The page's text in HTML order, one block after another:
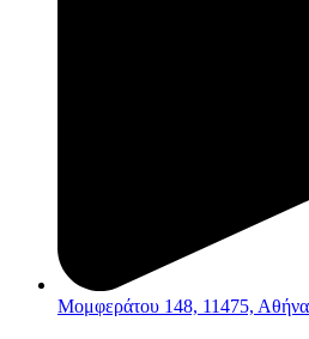
Μομφεράτου 148, 11475, Αθήνα